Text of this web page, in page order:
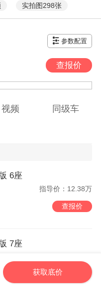
实拍图298张
参数配置
查报价
视频 同级车
6座
指导价：12.38万
查报价
7座
查报价
获取底价